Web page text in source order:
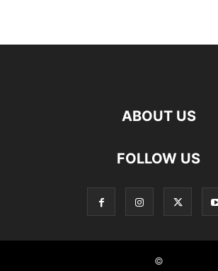
ABOUT US
FOLLOW US
©